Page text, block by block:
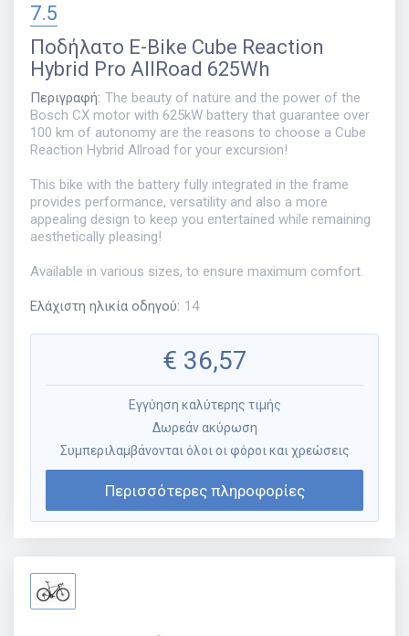
7.5
Ποδήλατο E-Bike Cube Reaction
Hybrid Pro AllRoad 625Wh
Περιγραφή: The beauty of nature and the power of the
Bosch CX motor with 625kW battery that guarantee over
100 km of autonomy are the reasons to choose a Cube
Reaction Hybrid Allroad for your excursion!
This bike with the battery fully integrated in the frame
provides performance, versatility and also a more
appealing design to keep you entertained while remaining
aesthetically pleasing!
Available in various sizes, to ensure maximum comfort.
Ελάχιστη ηλικία οδηγού: 14
€ 36,57
Εγγύηση καλύτερης τιμής
Δωρεάν ακύρωση
Συμπεριλαμβάνονται όλοι οι φόροι και χρεώσεις
Περισσότερες πληροφορίες